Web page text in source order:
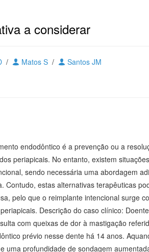
a considerar
/ Matos S /
Santos JM
endodôntico é a prevenção ou a
periapicais. No entanto, existem
sendo necessária uma abordagem
Contudo, estas alternativas terapêuticas
pelo que o reimplante intencional surge
Descrição do caso clínico:
com queixas de dor à mastigação
prévio nesse dente há 14 anos.
uma profundidade de sondagem